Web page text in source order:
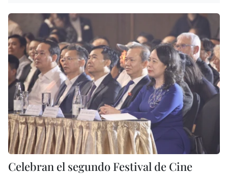
Celebran el segundo Festival de Cine